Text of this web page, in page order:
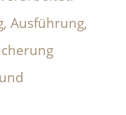
Ausführung,